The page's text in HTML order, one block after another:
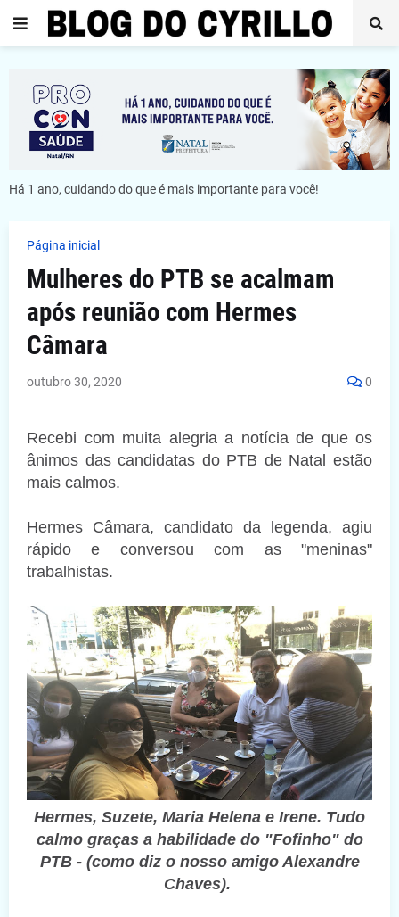
Há 1 ano, cuidando do que é mais importante para você!
Página inicial
Mulheres do PTB se acalmam
após reunião com Hermes
Câmara
outubro 30, 2020 0
Recebi com muita alegria a notícia de que os
ânimos das candidatas do PTB de Natal estão
mais calmos.
Hermes Câmara, candidato da legenda, agiu
rápido e conversou com as "meninas"
trabalhistas.
Hermes, Suzete, Maria Helena e Irene. Tudo
calmo graças a habilidade do "Fofinho" do
PTB - (como diz o nosso amigo Alexandre
Chaves).